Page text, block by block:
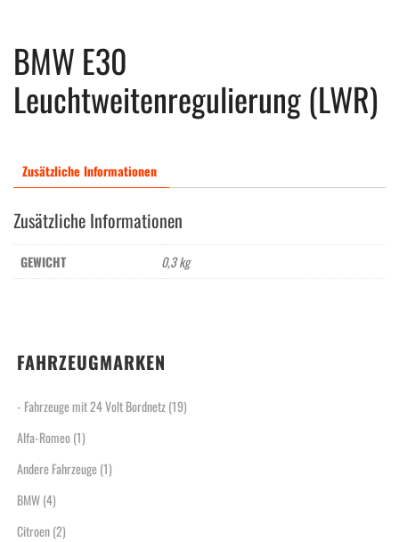
BMW E30
Leuchtweitenregulierung (LWR)
Zusätzliche Informationen
Zusätzliche Informationen
GEWICHT 0,3 kg
FAHRZEUGMARKEN
- Fahrzeuge mit 24 Volt Bordnetz(19)
Alfa-Romeo(1)
Andere Fahrzeuge(1)
BMW(4)
Citroen(2)